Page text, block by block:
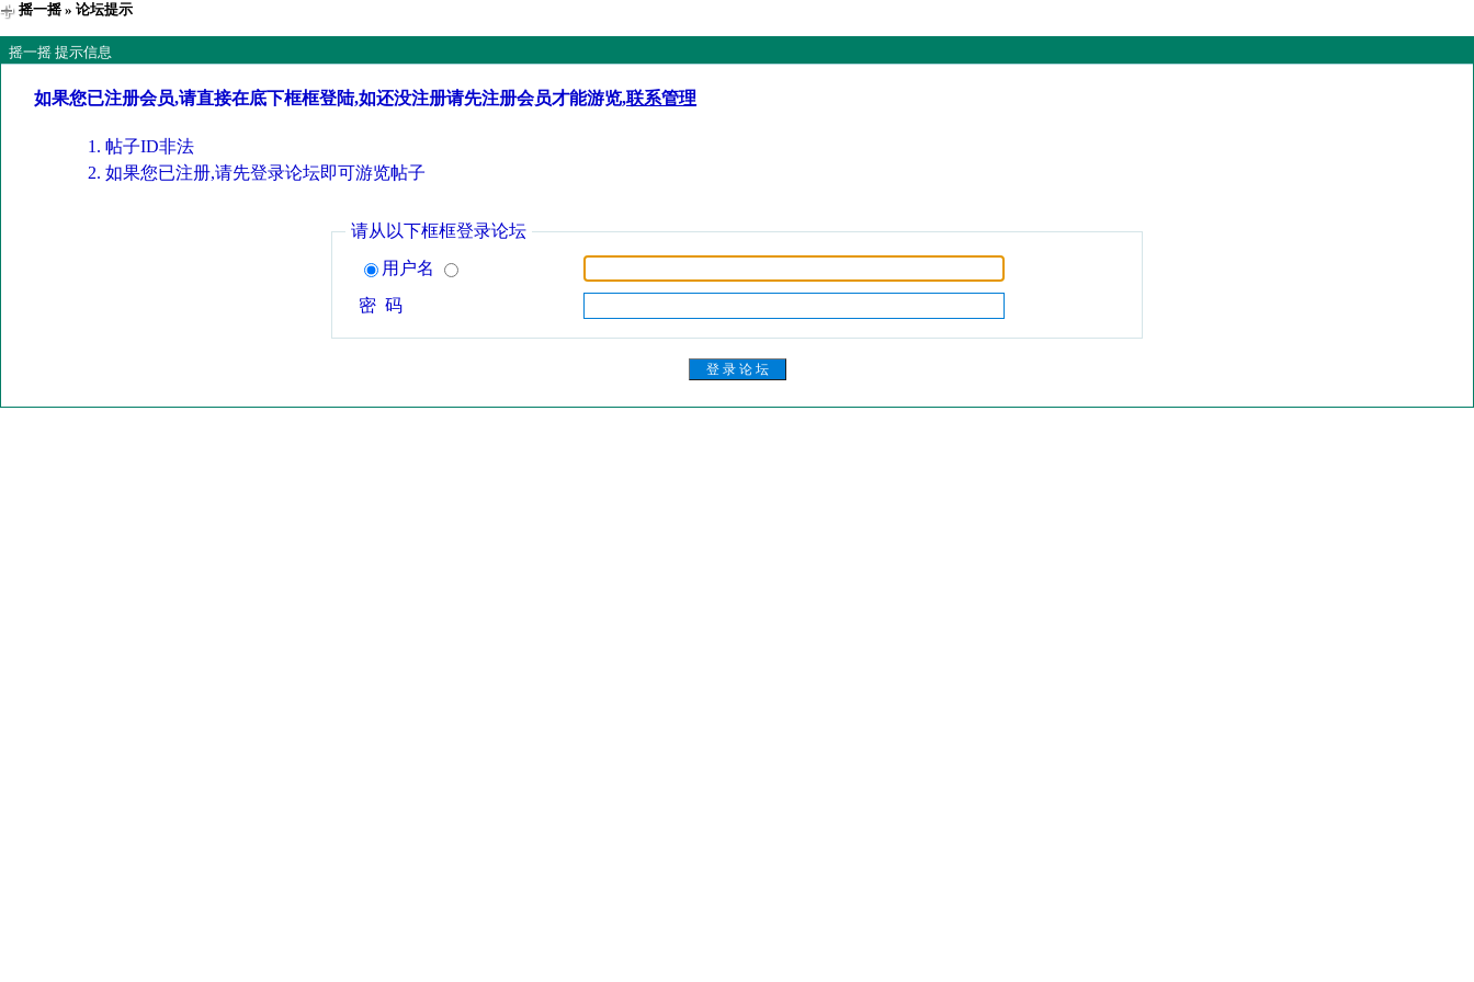
摇一摇» 论坛提示
摇一摇 提示信息
如果您已注册会员,请直接在底下框框登陆,如还没注册请先注册会员才能游览,联系管理
帖子ID非法
如果您已注册,请先登录论坛即可游览帖子
请从以下框框登录论坛
用户名
密 码